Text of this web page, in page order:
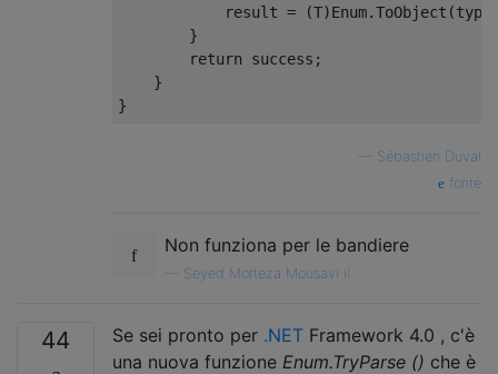
            result
= (T)Enum.ToObject (
}
return success ;
}
}
Sébastien Duval
fonte
Non funziona per le bandiere
Seyed Morteza Mousavi il
44 Se sei pronto per .NET Framework 4.0 , c'è
una nuova funzione Enum.TryParse () che è